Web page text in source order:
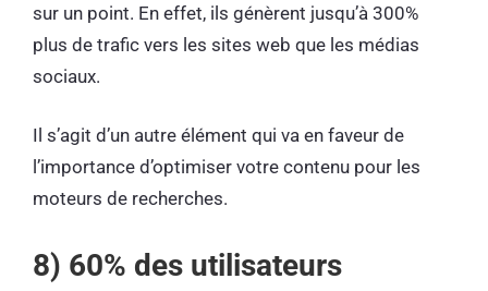
sur un point. En effet, ils génèrent jusqu’à 300%
plus de trafic vers les sites web que les médias
sociaux.
Il s’agit d’un autre élément qui va en faveur de
l’importance d’optimiser votre contenu pour les
moteurs de recherches.
8) 60% des utilisateurs